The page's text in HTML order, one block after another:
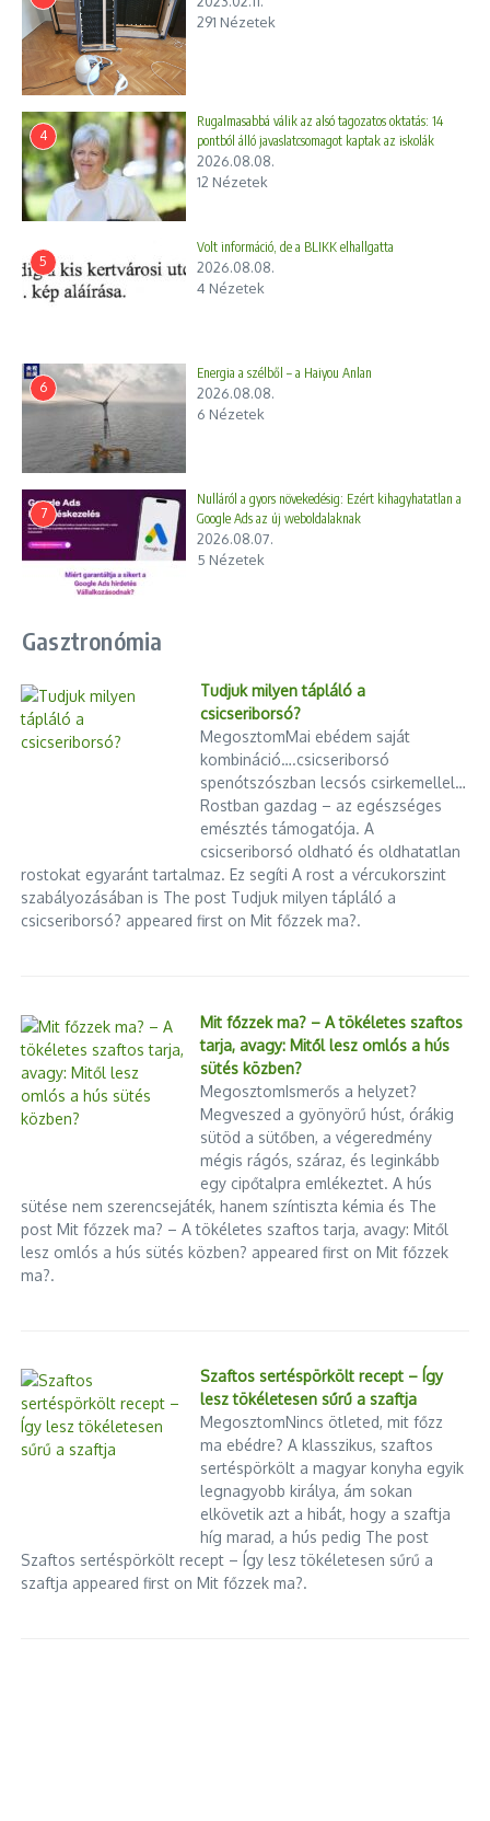
291 Nézetek
4
Rugalmasabbá válik az alsó tagozatos oktatás: 14
pontból álló javaslatcsomagot kaptak az iskolák
2026.08.08.
12 Nézetek
5
Volt információ, de a BLIKK elhallgatta
2026.08.08.
4 Nézetek
6
Energia a szélből – a Haiyou Anlan
2026.08.08.
6 Nézetek
7
Nulláról a gyors növekedésig: Ezért kihagyhatatlan a
Google Ads az új weboldalaknak
2026.08.07.
5 Nézetek
Gasztronómia
Tudjuk milyen tápláló a
csicseriborsó?
MegosztomMai ebédem saját
kombináció….csicseriborsó
spenótszószban lecsós csirkemellel…
Rostban gazdag – az egészséges
emésztés támogatója. A
csicseriborsó oldható és oldhatatlan
rostokat egyaránt tartalmaz. Ez segíti A rost a vércukorszint
szabályozásában is The post Tudjuk milyen tápláló a
csicseriborsó? appeared first on Mit főzzek ma?.
Mit főzzek ma? – A tökéletes szaftos
tarja, avagy: Mitől lesz omlós a hús
sütés közben?
MegosztomIsmerős a helyzet?
Megveszed a gyönyörű húst, órákig
sütöd a sütőben, a végeredmény
mégis rágós, száraz, és leginkább
egy cipőtalpra emlékeztet. A hús
sütése nem szerencsejáték, hanem színtiszta kémia és The
post Mit főzzek ma? – A tökéletes szaftos tarja, avagy: Mitől
lesz omlós a hús sütés közben? appeared first on Mit főzzek
ma?.
Szaftos sertéspörkölt recept – Így
lesz tökéletesen sűrű a szaftja
MegosztomNincs ötleted, mit főzz
ma ebédre? A klasszikus, szaftos
sertéspörkölt a magyar konyha egyik
legnagyobb királya, ám sokan
elkövetik azt a hibát, hogy a szaftja
híg marad, a hús pedig The post
Szaftos sertéspörkölt recept – Így lesz tökéletesen sűrű a
szaftja appeared first on Mit főzzek ma?.